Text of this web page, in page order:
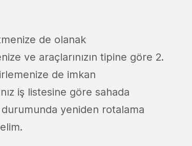
de olanak
ve araçlarınızın tipine göre 2.
de imkan
iş listesine göre sahada
yeniden rotalama